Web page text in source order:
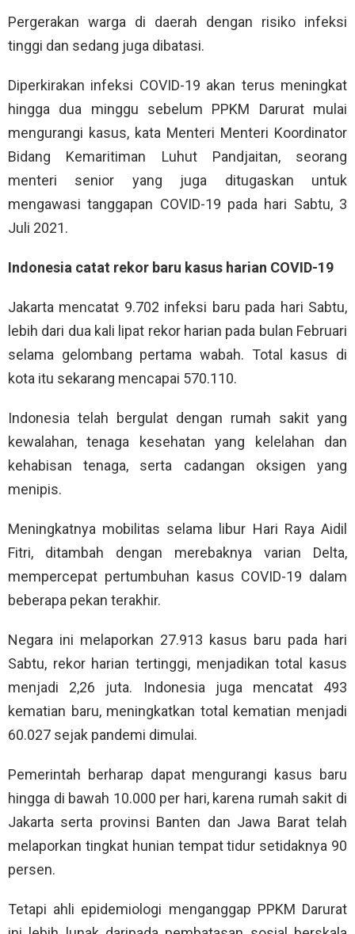
Pergerakan warga di daerah dengan risiko infeksi
tinggi dan sedang juga dibatasi.
Diperkirakan infeksi COVID-19 akan terus meningkat
hingga dua minggu sebelum PPKM Darurat mulai
mengurangi kasus, kata Menteri Menteri Koordinator
Bidang Kemaritiman Luhut Pandjaitan, seorang
menteri senior yang juga ditugaskan untuk
mengawasi tanggapan COVID-19 pada hari Sabtu, 3
Juli 2021.
Indonesia catat rekor baru kasus harian COVID-19
Jakarta mencatat 9.702 infeksi baru pada hari Sabtu,
lebih dari dua kali lipat rekor harian pada bulan Februari
selama gelombang pertama wabah. Total kasus di
kota itu sekarang mencapai 570.110.
Indonesia telah bergulat dengan rumah sakit yang
kewalahan, tenaga kesehatan yang kelelahan dan
kehabisan tenaga, serta cadangan oksigen yang
menipis.
Meningkatnya mobilitas selama libur Hari Raya Aidil
Fitri, ditambah dengan merebaknya varian Delta,
mempercepat pertumbuhan kasus COVID-19 dalam
beberapa pekan terakhir.
Negara ini melaporkan 27.913 kasus baru pada hari
Sabtu, rekor harian tertinggi, menjadikan total kasus
menjadi 2,26 juta. Indonesia juga mencatat 493
kematian baru, meningkatkan total kematian menjadi
60.027 sejak pandemi dimulai.
Pemerintah berharap dapat mengurangi kasus baru
hingga di bawah 10.000 per hari, karena rumah sakit di
Jakarta serta provinsi Banten dan Jawa Barat telah
melaporkan tingkat hunian tempat tidur setidaknya 90
persen.
Tetapi ahli epidemiologi menganggap PPKM Darurat